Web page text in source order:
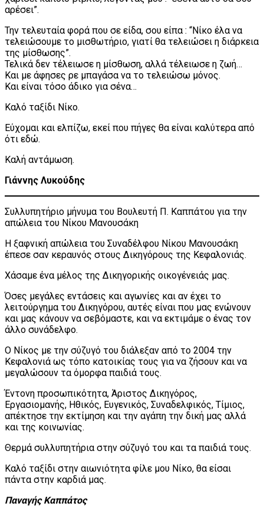
αρέσει”.
Την τελευταία φορά που σε είδα, σου είπα : “Νίκο έλα να
τελειώσουμε το μισθωτήριο, γιατί θα τελειώσει η διάρκεια
της μίσθωσης”.
Τελικά δεν τέλειωσε η μίσθωση, αλλά τέλειωσε η ζωή…
Και με άφησες ρε μπαγάσα να το τελειώσω μόνος.
Και είναι τόσο άδικο για σένα…
Καλό ταξίδι Νίκο.
Εύχομαι και ελπίζω, εκεί που πήγες θα είναι καλύτερα από
ότι εδώ.
Καλή αντάμωση.
Γιάννης Λυκούδης
Συλλυπητήριο μήνυμα του Βουλευτή Π. Καππάτου για την
απώλεια του Νίκου Μανουσάκη
Η ξαφνική απώλεια του Συναδέλφου Νίκου Μανουσάκη
έπεσε σαν κεραυνός στους Δικηγόρους της Κεφαλονιάς.
Χάσαμε ένα μέλος της Δικηγορικής οικογένειάς μας.
Όσες μεγάλες εντάσεις και αγωνίες και αν έχει το
λειτούργημα του Δικηγόρου, αυτές είναι που μας ενώνουν
και μας κάνουν να σεβόμαστε, και να εκτιμάμε ο ένας τον
άλλο συνάδελφο.
Ο Νίκος με την σύζυγό του διάλεξαν από το 2004 την
Κεφαλονιά ως τόπο κατοικίας τους για να ζήσουν και να
μεγαλώσουν τα όμορφα παιδιά τους.
Έντονη προσωπικότητα, Άριστος Δικηγόρος,
Εργασιομανής, Ηθικός, Ευγενικός, Συναδελφικός, Τίμιος,
απέκτησε την εκτίμηση και την αγάπη την δική μας αλλά
και της κοινωνίας.
Θερμά συλλυπητήρια στην σύζυγό του και τα παιδιά τους.
Καλό ταξίδι στην αιωνιότητα φίλε μου Νίκο, θα είσαι
πάντα στην καρδιά μας.
Παναγής Καππάτος